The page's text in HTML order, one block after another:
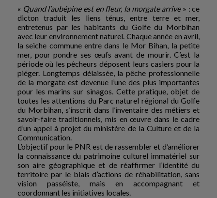
« Quand l’aubépine est en fleur, la morgate arrive» : ce
dicton traduit les liens ténus, entre terre et mer,
entretenus par les habitants du Golfe du Morbihan
avec leur environnement naturel. Chaque année en avril,
la seiche commune entre dans le Mor Bihan, la petite
mer, pour pondre ses œufs avant de mourir. C’est la
période où les pêcheurs déposent leurs casiers pour la
piéger. Longtemps délaissée, la pêche professionnelle
de la morgate est devenue l’une des plus importantes
pour les marins sur sinagos. Cette pratique, objet de
toutes les attentions du Parc naturel régional du Golfe
du Morbihan, s’inscrit dans l’inventaire des métiers et
savoir-faire traditionnels, mis en œuvre dans le cadre
d’un appel à projet du ministère de la Culture et de la
Communication.
L’objectif pour le PNR est de rassembler et d’améliorer
la connaissance du patrimoine culturel immatériel sur
son aire géographique et de réaffirmer l’identité du
territoire par le biais d’actions de réhabilitation, sans
vision passéiste, mais en accompagnant et
coordonnant les initiatives locales.